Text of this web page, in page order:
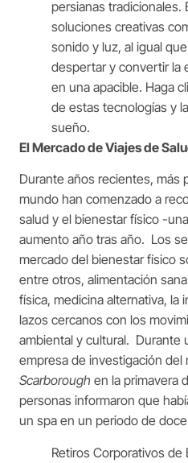
persianas tradicionales.
soluciones creativas
sonido y luz, al igual
despertar y convertir la
en una apacible. Haga
de estas tecnologías y
sueño.
El Mercado de Viajes de
Durante años recientes, más
mundo han comenzado a
salud y el bienestar físico -
aumento año tras año. Los
mercado del bienestar físico
entre otros, alimentación
física, medicina alternativa, la
lazos cercanos con los
ambiental y cultural. Durante
empresa de investigación del
Scarborough en la primavera
personas informaron que
un spa en un periodo de
Retiros Corporativos